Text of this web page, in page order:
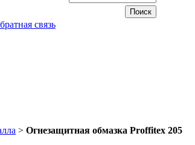
связь
> Огнезащитная обмазка Proffitex 205